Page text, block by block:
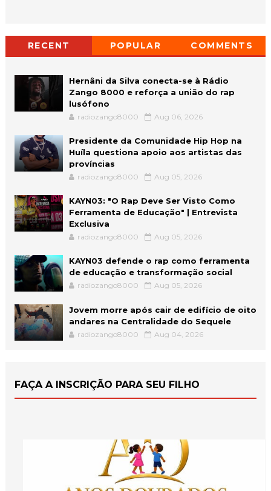
RECENT POPULAR COMMENTS
Hernâni da Silva conecta-se à Rádio
Zango 8000 e reforça a união do rap
lusófono
radiozango8000 Aug 06, 2026
Presidente da Comunidade Hip Hop na
Huíla questiona apoio aos artistas das
províncias
radiozango8000 Aug 05, 2026
KAYN03: "O Rap Deve Ser Visto Como
Ferramenta de Educação" | Entrevista
Exclusiva
radiozango8000 Aug 05, 2026
KAYN03 defende o rap como ferramenta
de educação e transformação social
radiozango8000 Aug 05, 2026
Jovem morre após cair de edifício de oito
andares na Centralidade do Sequele
radiozango8000 Aug 04, 2026
FAÇA A INSCRIÇÃO PARA SEU FILHO